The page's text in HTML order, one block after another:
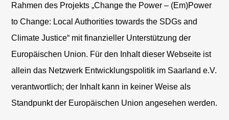
Rahmen des Projekts „Change the Power – (Em)Power
to Change: Local Authorities towards the SDGs and
Climate Justice“ mit finanzieller Unterstützung der
Europäischen Union. Für den Inhalt dieser Webseite ist
allein das Netzwerk Entwicklungspolitik im Saarland e.V.
verantwortlich; der Inhalt kann in keiner Weise als
Standpunkt der Europäischen Union angesehen werden.